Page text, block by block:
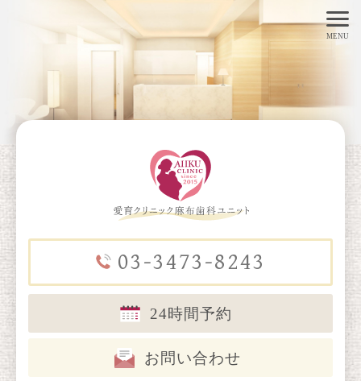
MENU
03-3473-8243
24時間予約
お問い合わせ